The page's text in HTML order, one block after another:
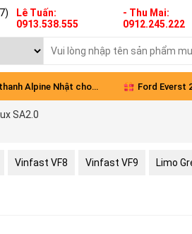
Lê Tuấn:
0913.538.555
- Thu Mai:
0912.245.222
Alpine Nhật cho Ford Everst
SA2.0
Vinfast VF8 Vinfast VF9 Limo